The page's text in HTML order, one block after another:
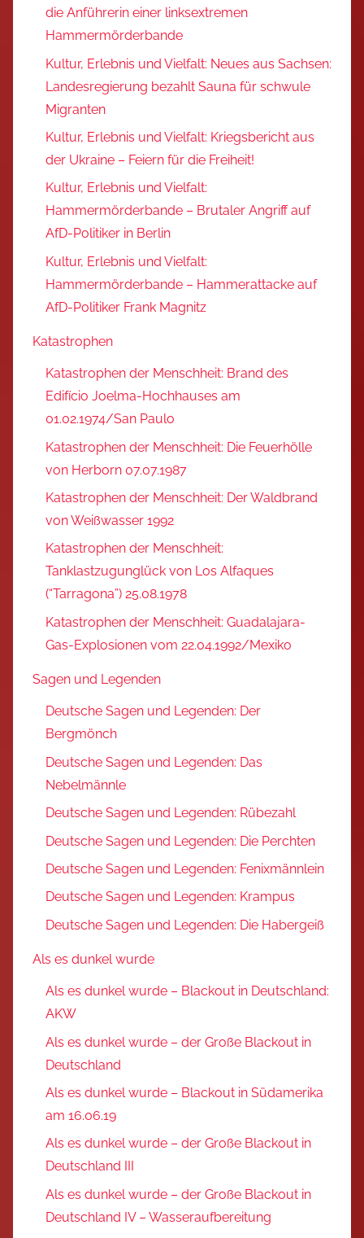
die Anführerin einer linksextremen
Hammermörderbande
Kultur, Erlebnis und Vielfalt: Neues aus Sachsen:
Landesregierung bezahlt Sauna für schwule
Migranten
Kultur, Erlebnis und Vielfalt: Kriegsbericht aus
der Ukraine – Feiern für die Freiheit!
Kultur, Erlebnis und Vielfalt:
Hammermörderbande – Brutaler Angriff auf
AfD-Politiker in Berlin
Kultur, Erlebnis und Vielfalt:
Hammermörderbande – Hammerattacke auf
AfD-Politiker Frank Magnitz
Katastrophen
Katastrophen der Menschheit: Brand des
Edifício Joelma-Hochhauses am
01.02.1974/San Paulo
Katastrophen der Menschheit: Die Feuerhölle
von Herborn 07.07.1987
Katastrophen der Menschheit: Der Waldbrand
von Weißwasser 1992
Katastrophen der Menschheit:
Tanklastzugunglück von Los Alfaques
(“Tarragona”) 25.08.1978
Katastrophen der Menschheit: Guadalajara-
Gas-Explosionen vom 22.04.1992/Mexiko
Sagen und Legenden
Deutsche Sagen und Legenden: Der
Bergmönch
Deutsche Sagen und Legenden: Das
Nebelmännle
Deutsche Sagen und Legenden: Rübezahl
Deutsche Sagen und Legenden: Die Perchten
Deutsche Sagen und Legenden: Fenixmännlein
Deutsche Sagen und Legenden: Krampus
Deutsche Sagen und Legenden: Die Habergeiß
Als es dunkel wurde
Als es dunkel wurde – Blackout in Deutschland:
AKW
Als es dunkel wurde – der Große Blackout in
Deutschland
Als es dunkel wurde – Blackout in Südamerika
am 16.06.19
Als es dunkel wurde – der Große Blackout in
Deutschland III
Als es dunkel wurde – der Große Blackout in
Deutschland IV – Wasseraufbereitung